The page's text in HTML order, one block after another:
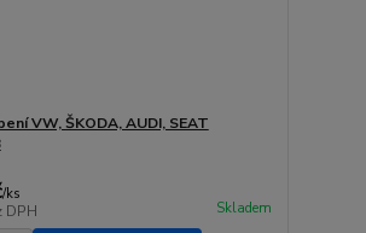
VW, ŠKODA, AUDI, SEAT
/ks
DPH Skladem